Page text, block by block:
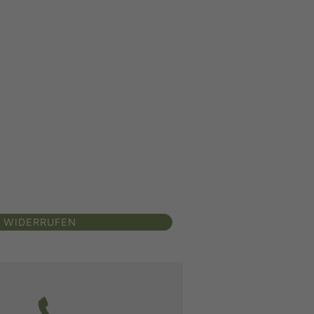
WIDERRUFEN